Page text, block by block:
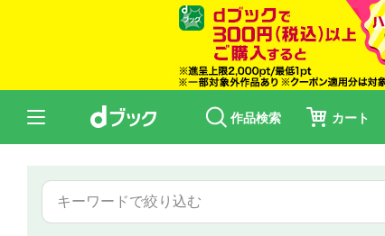
作品検索 カート